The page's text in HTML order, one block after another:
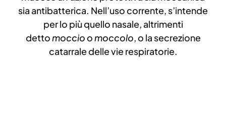
sia antibatterica. Nell’uso corrente, s’intende
per lo più quello nasale, altrimenti
dettomoccio omoccolo, o la secrezione
catarrale delle vie respiratorie.